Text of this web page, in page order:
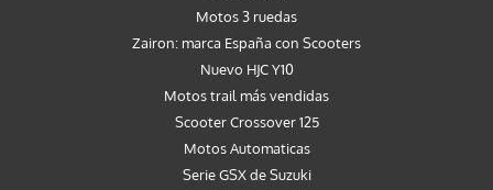
Motos 3 ruedas
Zairon: marca España con Scooters
Nuevo HJC Y10
Motos trail más vendidas
Scooter Crossover 125
Motos Automaticas
Serie GSX de Suzuki